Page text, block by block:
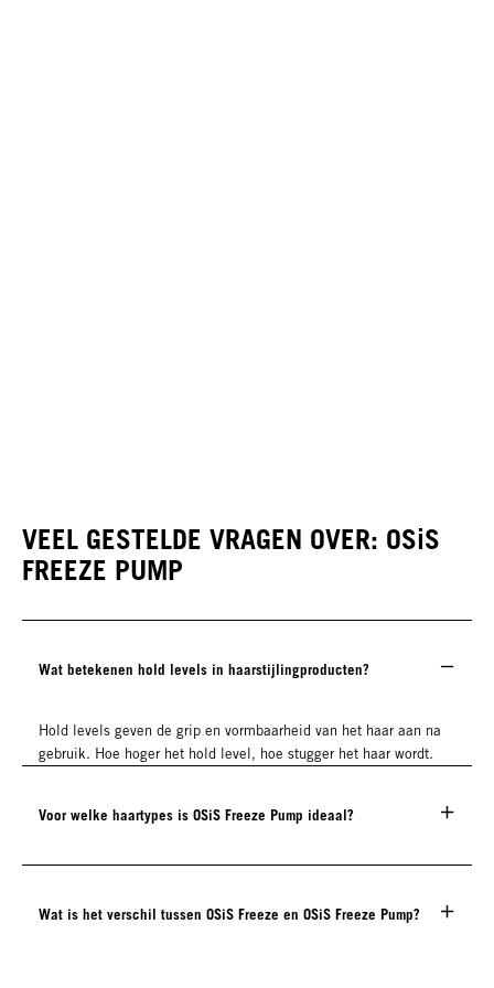
VEEL GESTELDE VRAGEN OVER: OSiS
FREEZE PUMP
Wat betekenen hold levels in haarstijlingproducten?
Hold levels geven de grip en vormbaarheid van het haar aan na
gebruik. Hoe hoger het hold level, hoe stugger het haar wordt.
Voor welke haartypes is OSiS Freeze Pump ideaal?
Wat is het verschil tussen OSiS Freeze en OSiS Freeze Pump?